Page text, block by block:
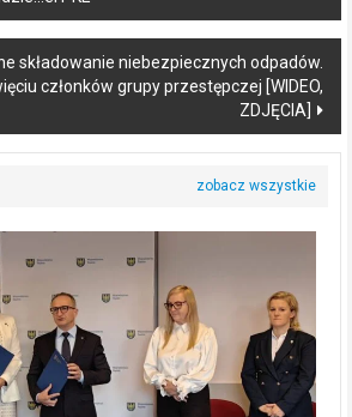
składowanie niebezpiecznych odpadów.
członków grupy przestępczej [WIDEO,
ZDJĘCIA]